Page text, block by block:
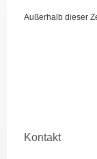
Außerhalb dieser
Kontakt